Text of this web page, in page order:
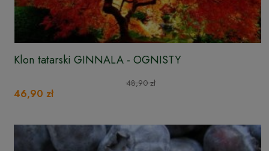
Klon tatarski GINNALA - OGNISTY
48,90 zł
46,90 zł